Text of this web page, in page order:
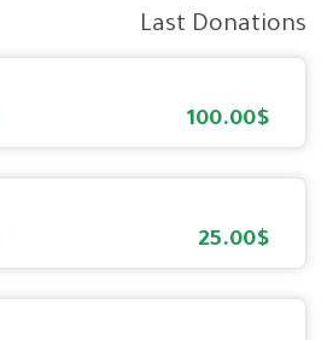
Last Donations
100.00$
25.00$